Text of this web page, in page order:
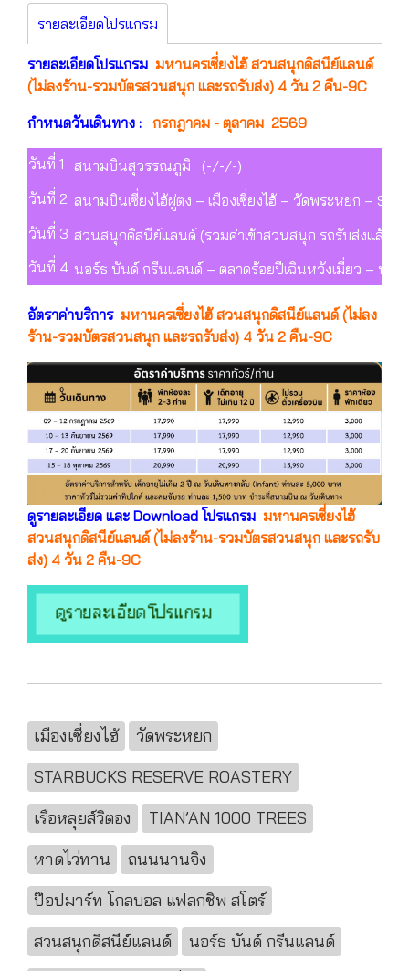
รายละเอียดโปรแกรม
รายละเอียดโปรแกรม มหานครเซี่ยงไฮ้ สวนสนุกดิสนีย์แลนด์
(ไม่ลงร้าน-รวมบัตรสวนสนุก และรถรับส่ง) 4 วัน 2 คืน-9C
กำหนดวันเดินทาง : กรกฎาคม - ตุลาคม 2569
วันที่ 1
สนามบินสุวรรณภูมิ (-/-/-)
วันที่ 2 สนามบินเซี่ยงไฮ้ผู่ตง – เมืองเซี่ยงไฮ้ – วัดพระหยก –
วันที่ 3 สวนสนุกดิสนีย์แลนด์ (รวมค่าเข้าสวนสนุก รถรับส่งแล้ว)
วันที่ 4 นอร์ธ บันด์ กรีนแลนด์ – ตลาดร้อยปีเฉินหวังเมี่ยว – ฟอ
อัตราค่าบริการ มหานครเซี่ยงไฮ้ สวนสนุกดิสนีย์แลนด์ (ไม่ลง
ร้าน-รวมบัตรสวนสนุก และรถรับส่ง) 4 วัน 2 คืน-9C
ดูรายละเอียด และ Download โปรแกรม มหานครเซี่ยงไฮ้
สวนสนุกดิสนีย์แลนด์ (ไม่ลงร้าน-รวมบัตรสวนสนุก และรถรับ
ส่ง) 4 วัน 2 คืน-9C
เมืองเซี่ยงไฮ้
วัดพระหยก
STARBUCKS RESERVE ROASTERY
เรือหลุยส์วิตอง
TIAN’AN 1000 TREES
หาดไว่ทาน
ถนนนานจิง
ป๊อปมาร์ท โกลบอล แฟลกชิพ สโตร์
สวนสนุกดิสนีย์แลนด์
นอร์ธ บันด์ กรีนแลนด์